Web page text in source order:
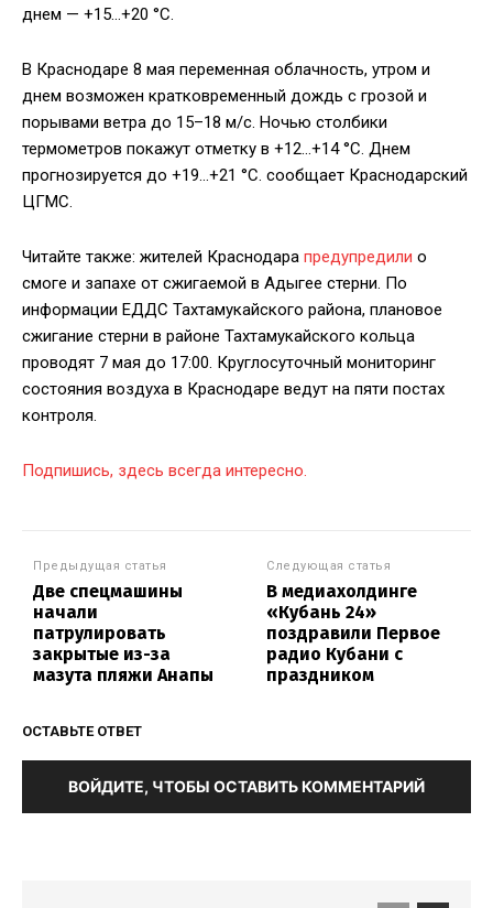
днем — +15…+20 °С.
В Краснодаре 8 мая переменная облачность, утром и
днем возможен кратковременный дождь с грозой и
порывами ветра до 15–18 м/с. Ночью столбики
термометров покажут отметку в +12…+14 °С. Днем
прогнозируется до +19…+21 °С. сообщает Краснодарский
ЦГМС.
Читайте также: жителей Краснодара предупредили о
смоге и запахе от сжигаемой в Адыгее стерни. По
информации ЕДДС Тахтамукайского района, плановое
сжигание стерни в районе Тахтамукайского кольца
проводят 7 мая до 17:00. Круглосуточный мониторинг
состояния воздуха в Краснодаре ведут на пяти постах
контроля.
Подпишись, здесь всегда интересно.
Предыдущая статья
Две спецмашины
начали
патрулировать
закрытые из-за
мазута пляжи Анапы
Следующая статья
В медиахолдинге
«Кубань 24»
поздравили Первое
радио Кубани с
праздником
ОСТАВЬТЕ ОТВЕТ
ВОЙДИТЕ, ЧТОБЫ ОСТАВИТЬ КОММЕНТАРИЙ